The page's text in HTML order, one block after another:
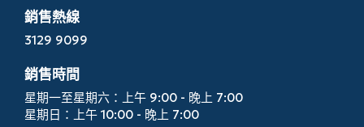
銷售熱線
3129 9099
銷售時間
星期一至星期六：上午 9:00 - 晚上 7:00
星期日：上午 10:00 - 晚上 7:00